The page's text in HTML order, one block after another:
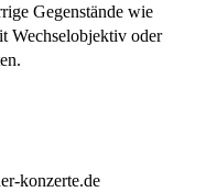
Gegenstände wie
Wechselobjektiv oder
konzerte.de